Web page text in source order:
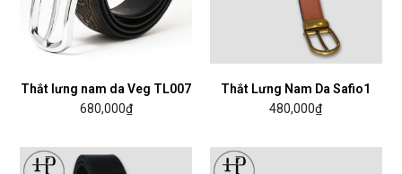
Thắt lưng nam da Veg TL007
680,000₫
Thắt Lưng Nam Da Safio1
480,000₫